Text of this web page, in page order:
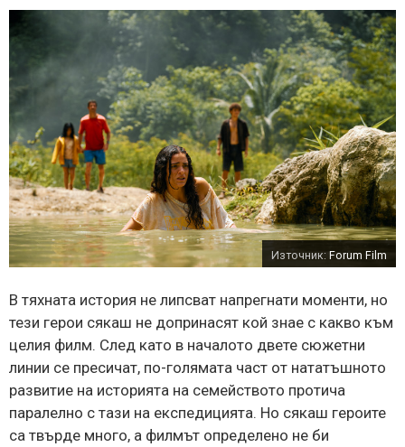
Източник: Forum Film
В тяхната история не липсват напрегнати моменти, но
тези герои сякаш не допринасят кой знае с какво към
целия филм. След като в началото двете сюжетни
линии се пресичат, по-голямата част от нататъшното
развитие на историята на семейството протича
паралелно с тази на експедицията. Но сякаш героите
са твърде много, а филмът определено не би